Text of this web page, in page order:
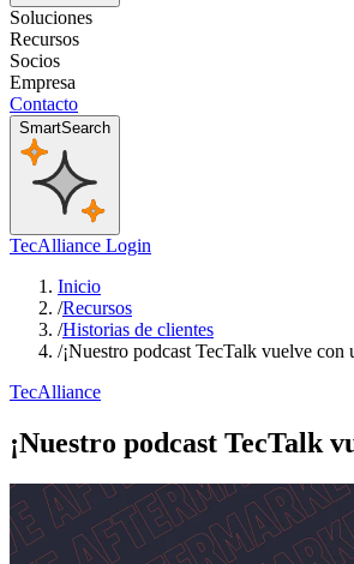
Soluciones
Recursos
Socios
Empresa
Contacto
SmartSearch
TecAlliance Login
Inicio
/Recursos
/Historias de clientes
/¡Nuestro podcast TecTalk vuelve con
TecAlliance
¡Nuestro podcast TecTalk